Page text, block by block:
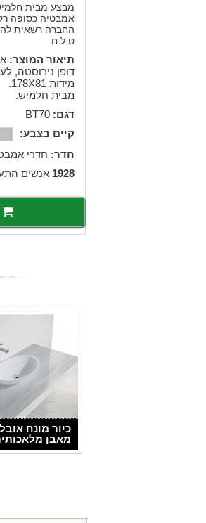
מבצע מבית
אמבטיה כסופה רק ב-
החברה רשאית
ט.ל.ח
תיאור המוצר:
דופן נירוסטה,
מידות 178X81.
מבית חלמיש.
דגם: BT70
קיים בצבע:
חדר: חדרי
1928 אנשים
כיור מונח
מאבן
L593MT